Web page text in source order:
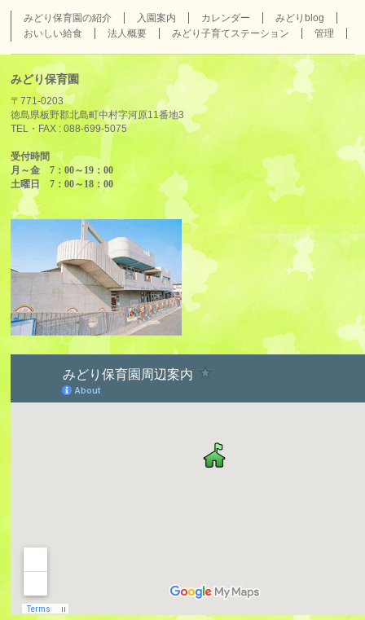
みどり保育園の紹介 入園案内 カレンダー
みどりblog
おいしい給食
法人概要 みどり子育てステーション 管理
みどり保育園
〒771-0203
徳島県板野郡北島町中村字河原11番地3
TEL・FAX :088-699-5075
受付時間
月～金 7：00～19：00
土曜日 7：00～18：00